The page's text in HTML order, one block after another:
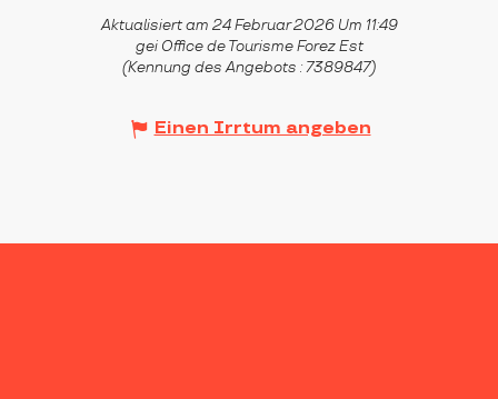
Aktualisiert am 24 Februar 2026 Um 11:49
gei Office de Tourisme Forez Est
(Kennung des Angebots :7389847)
Einen Irrtum angeben